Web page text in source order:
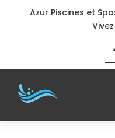
Azur Piscines et